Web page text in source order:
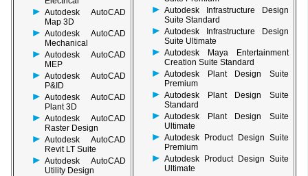
Autodesk AutoCAD
Map 3D
Autodesk AutoCAD
Mechanical
Autodesk AutoCAD
MEP
Autodesk AutoCAD
P&ID
Autodesk AutoCAD
Plant 3D
Autodesk AutoCAD
Raster Design
Autodesk AutoCAD
Revit LT Suite
Autodesk AutoCAD
Utility Design
Autodesk Infrastructure Design
Suite Standard
Autodesk Infrastructure Design
Suite Ultimate
Autodesk Maya Entertainment
Creation Suite Standard
Autodesk Plant Design Suite
Premium
Autodesk Plant Design Suite
Standard
Autodesk Plant Design Suite
Ultimate
Autodesk Product Design Suite
Premium
Autodesk Product Design Suite
Ultimate